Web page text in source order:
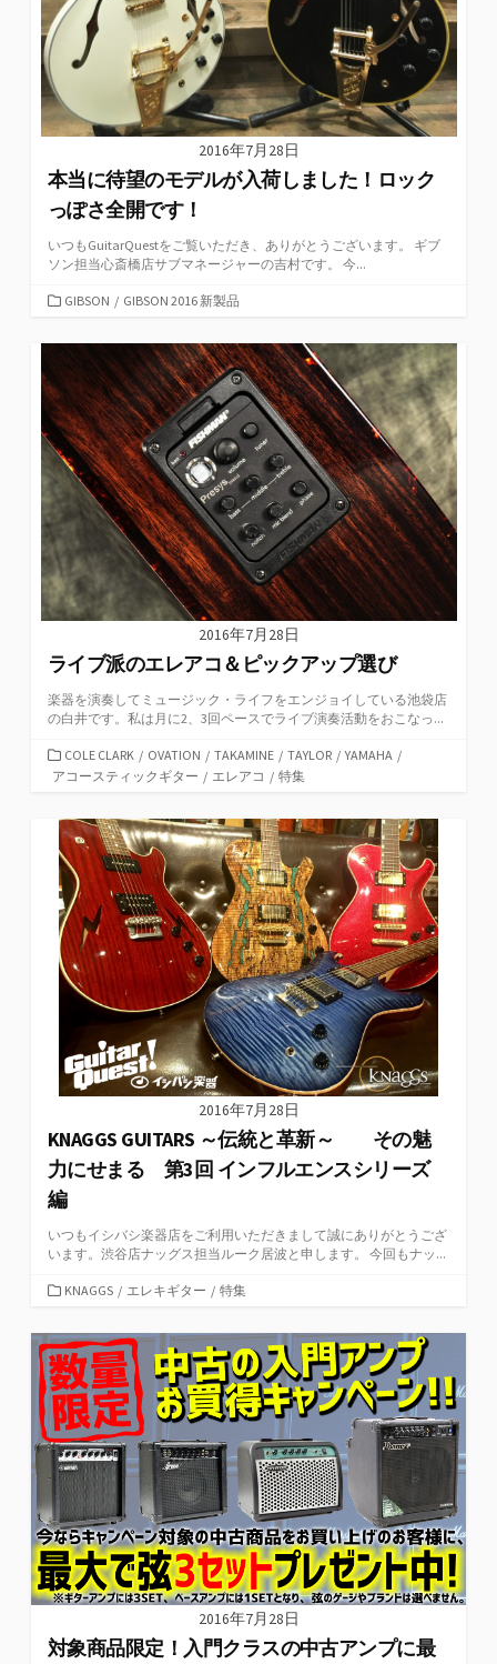
2016年7月28日
本当に待望のモデルが入荷しました！ロック
っぽさ全開です！
いつもGuitarQuestをご覧いただき、ありがとうございます。 ギブ
ソン担当心斎橋店サブマネージャーの吉村です。 今...
カ
ゴ
GIBSON / GIBSON 2016 新製品
2016年7月28日
ライブ派のエレアコ＆ピックアップ選び
楽器を演奏してミュージック・ライフをエンジョイしている池袋店
の白井です。私は月に2、3回ペースでライブ演奏活動をおこなっ...
カ
テ
リ
ー
COLE CLARK / OVATION / TAKAMINE / TAYLOR / YAMAHA /
アコースティックギター / エレアコ / 特集
2016年7月28日
KNAGGS GUITARS ～伝統と革新～ その魅
力にせまる 第3回 インフルエンスシリーズ
編
いつもイシバシ楽器店をご利用いただきまして誠にありがとうござ
います。渋谷店ナッグス担当ルーク居波と申します。 今回もナッ...
カ
ゴ
リ
ー
KNAGGS / エレキギター / 特集
2016年7月28日
対象商品限定！入門クラスの中古アンプに最